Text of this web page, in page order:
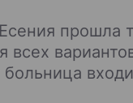
всех